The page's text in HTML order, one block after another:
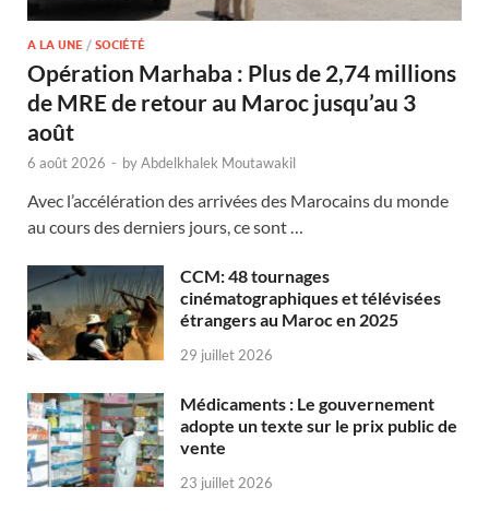
A LA UNE / SOCIÉTÉ
Opération Marhaba : Plus de 2,74 millions
de MRE de retour au Maroc jusqu’au 3
août
6 août 2026 - byAbdelkhalek Moutawakil
Avec l’accélération des arrivées des Marocains du monde
au cours des derniers jours, ce sont …
CCM: 48 tournages
cinématographiques et télévisées
étrangers au Maroc en 2025
29 juillet 2026
Médicaments : Le gouvernement
adopte un texte sur le prix public de
vente
23 juillet 2026